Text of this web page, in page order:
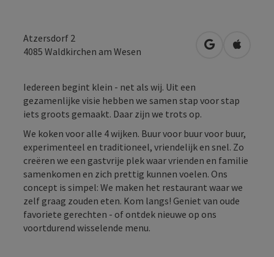
Atzersdorf 2
4085 Waldkirchen am Wesen Openen in
Iedereen begint klein - net als wij. Uit een
gezamenlijke visie hebben we samen stap voor stap
iets groots gemaakt. Daar zijn we trots op.
We koken voor alle 4 wijken. Buur voor buur voor buur,
experimenteel en traditioneel, vriendelijk en snel. Zo
creëren we een gastvrije plek waar vrienden en familie
samenkomen en zich prettig kunnen voelen. Ons
concept is simpel: We maken het restaurant waar we
zelf graag zouden eten. Kom langs! Geniet van oude
favoriete gerechten - of ontdek nieuwe op ons
voortdurend wisselende menu.